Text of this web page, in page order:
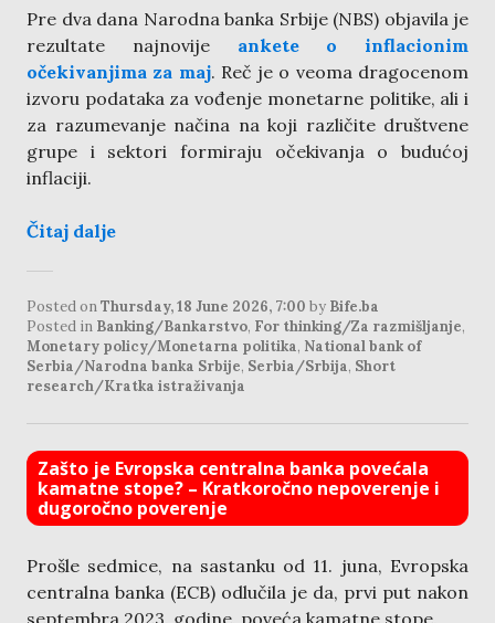
Pre dva dana Narodna banka Srbije (NBS) objavila je
rezultate najnovije ankete o inflacionim
očekivanjima za maj. Reč je o veoma dragocenom
izvoru podataka za vođenje monetarne politike, ali i
za razumevanje načina na koji različite društvene
grupe i sektori formiraju očekivanja o budućoj
inflaciji.
Čitaj dalje
Posted onThursday, 18 June 2026, 7:00 by Bife.ba
Posted in Banking/Bankarstvo, For thinking/Za razmišljanje,
Monetary policy/Monetarna politika, National bank of
Serbia/Narodna banka Srbije, Serbia/Srbija, Short
research/Kratka istraživanja
Zašto je Evropska centralna banka povećala
kamatne stope? – Kratkoročno nepoverenje i
dugoročno poverenje
Prošle sedmice, na sastanku od 11. juna, Evropska
centralna banka (ECB) odlučila je da, prvi put nakon
septembra 2023. godine, poveća kamatne stope.